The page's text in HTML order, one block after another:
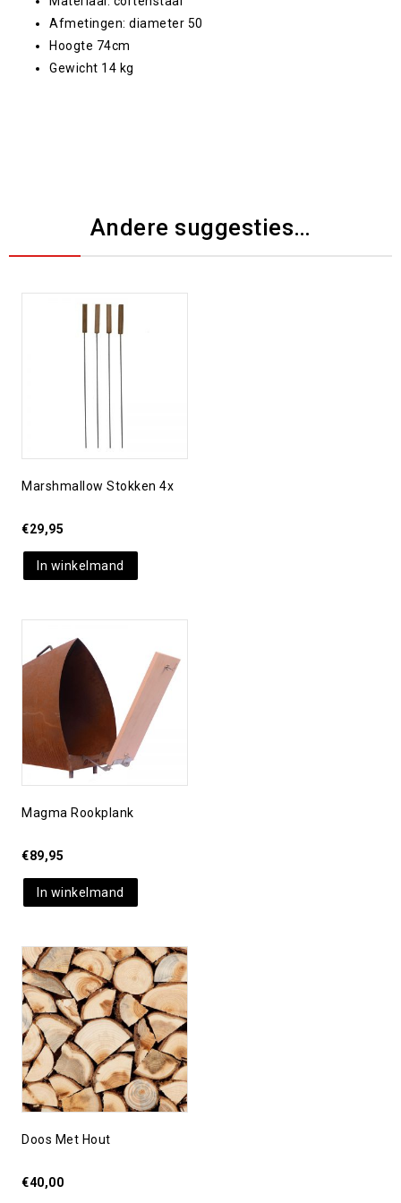
Afmetingen: diameter 50
Hoogte 74cm
Gewicht 14 kg
Andere suggesties…
Marshmallow Stokken 4x
€29,95
In winkelmand
Magma Rookplank
€89,95
In winkelmand
Doos Met Hout
€40,00